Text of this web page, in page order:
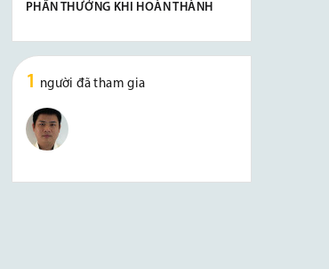
PHẦN THƯỞNG KHI HOÀN THÀNH
1 người đã tham gia